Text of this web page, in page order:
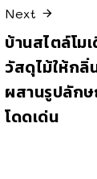
Next
บ้านสไตล์โม
วัสดุไม้ให้กลิ่
ผสานรูปลัก
โดดเด่น